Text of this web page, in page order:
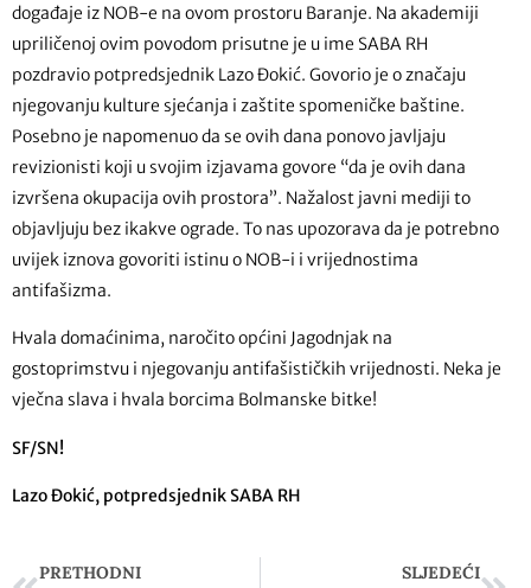
događaje iz NOB-e na ovom prostoru Baranje. Na akademiji
upriličenoj ovim povodom prisutne je u ime SABA RH
pozdravio potpredsjednik Lazo Đokić. Govorio je o značaju
njegovanju kulture sjećanja i zaštite spomeničke baštine.
Posebno je napomenuo da se ovih dana ponovo javljaju
revizionisti koji u svojim izjavama govore “da je ovih dana
izvršena okupacija ovih prostora”. Nažalost javni mediji to
objavljuju bez ikakve ograde. To nas upozorava da je potrebno
uvijek iznova govoriti istinu o NOB-i i vrijednostima
antifašizma.
Hvala domaćinima, naročito općini Jagodnjak na
gostoprimstvu i njegovanju antifašističkih vrijednosti. Neka je
vječna slava i hvala borcima Bolmanske bitke!
SF/SN!
Lazo Đokić, potpredsjednik SABA RH
PRETHODNI SLJEDEĆI